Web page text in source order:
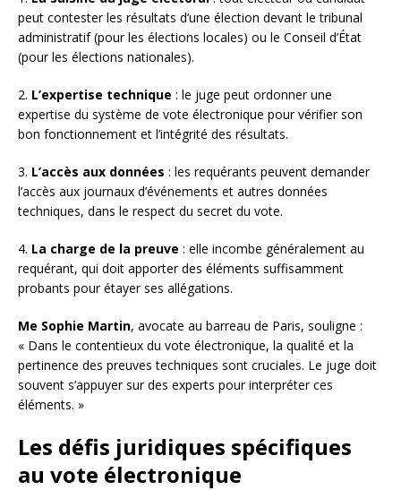
peut contester les résultats d’une élection devant le tribunal
administratif (pour les élections locales) ou le Conseil d’État
(pour les élections nationales).
2. L’expertise technique : le juge peut ordonner une
expertise du système de vote électronique pour vérifier son
bon fonctionnement et l’intégrité des résultats.
3. L’accès aux données : les requérants peuvent demander
l’accès aux journaux d’événements et autres données
techniques, dans le respect du secret du vote.
4. La charge de la preuve : elle incombe généralement au
requérant, qui doit apporter des éléments suffisamment
probants pour étayer ses allégations.
Me Sophie Martin, avocate au barreau de Paris, souligne :
« Dans le contentieux du vote électronique, la qualité et la
pertinence des preuves techniques sont cruciales. Le juge doit
souvent s’appuyer sur des experts pour interpréter ces
éléments. »
Les défis juridiques spécifiques
au vote électronique